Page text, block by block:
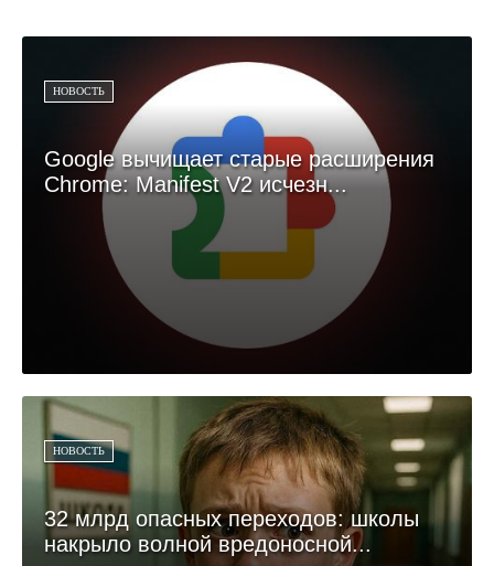
НОВОСТЬ
Google вычищает старые расширения
Chrome: Manifest V2 исчезн...
НОВОСТЬ
32 млрд опасных переходов: школы
накрыло волной вредоносной...